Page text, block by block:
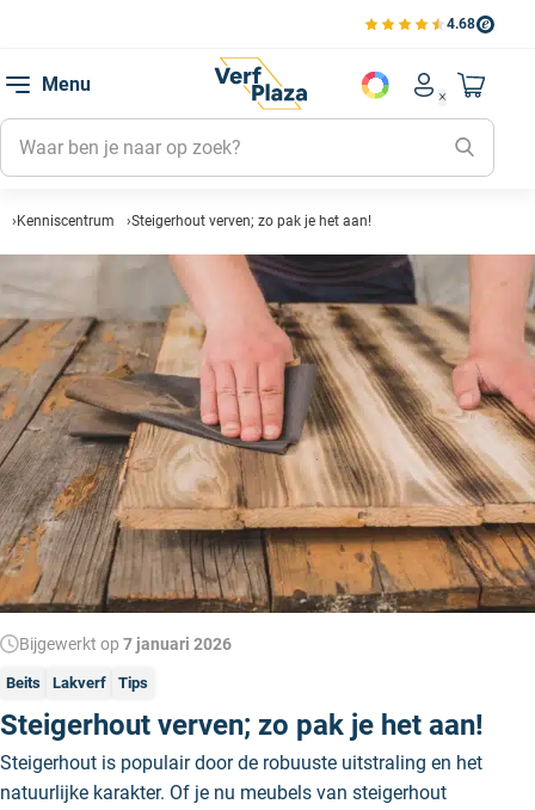
4.68
Bekijk de verfplaza
Menu
Account
Mijn
Naar
Kenniscentrum Steigerhout verven; zo pak je het aan!
Bijgewerkt op 7 januari 2026
Beits Lakverf Tips
Steigerhout verven; zo pak je het aan!
Steigerhout is populair door de robuuste uitstraling en het
natuurlijke karakter. Of je nu meubels van steigerhout